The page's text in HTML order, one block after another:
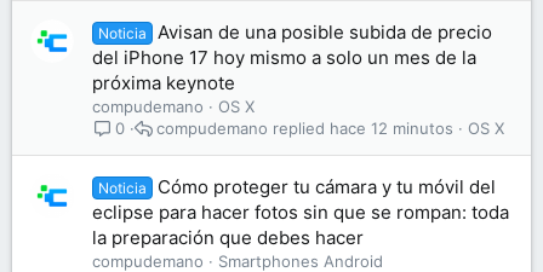
Noticia
Avisan de una posible subida de precio
del iPhone 17 hoy mismo a solo un mes de la
próxima keynote
compudemano
OS X
0
OS X
hace 12 minutos
compudemano
Noticia
Cómo proteger tu cámara y tu móvil del
eclipse para hacer fotos sin que se rompan: toda
la preparación que debes hacer
compudemano
Smartphones Android